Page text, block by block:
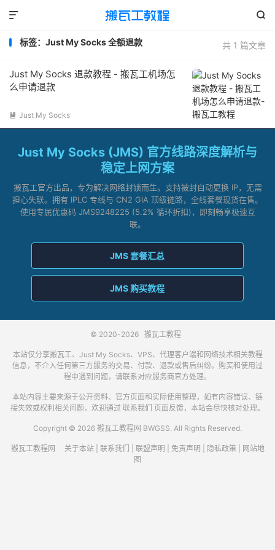


共 1 篇文章
标签：Just My Socks 全额退款
Just My Socks 退款教程 - 搬瓦工机场怎
么申请退款
 Just My Socks
Just My Socks (JMS) 官方线路深度解析与
稳定上网方案
搬瓦工官方出品，专为解决网络封锁而生。支持被封自动更换 IP，无需
担心失联。拥有 IPLC 专线与 CN2 GIA 顶级链路，全线套餐现货在售。
使用专属优惠码 JMS9248225 (5.2% 循环折扣)，即刻畅享极速互
联。
JMS 套餐汇总
JMS 购买教程
© 2020-2026 搬瓦工教程
本站仅分享搬瓦工、Just My Socks、VPS、代理客户端和网络技术相关教程
信息，不介入任何第三方服务的交易、付款、退款或售后纠纷。购买和使用过
程中遇到问题，请联系对应服务商官方处理。
本站内容主要来源于公开资料、官方页面和实际使用整理，如有内容错误、链
接失效或权利相关问题，欢迎通过 联系我们 页面反馈，本站会尽快核对处理。
Copyright © 2026 搬瓦工教程网 BWGSS. All Rights Reserved.
搬瓦工教程网 关于本站| 联系我们 联盟声明 免责声明 隐私政策
网站地
图